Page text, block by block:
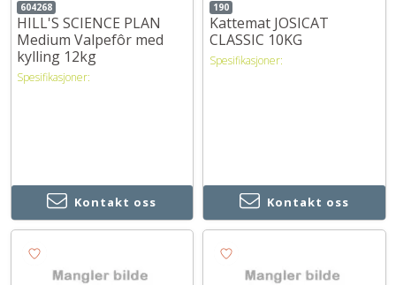
604268
HILL'S SCIENCE PLAN
Medium Valpefôr med
kylling 12kg
Spesifikasjoner:
Kontakt oss
190
Kattemat JOSICAT
CLASSIC 10KG
Spesifikasjoner:
Kontakt oss